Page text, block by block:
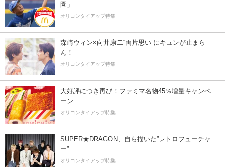
園」
オリコンタイアップ特集
森崎ウィン×向井康二“両片思い”にキュンが止まら
ん！
オリコンタイアップ特集
大好評につき再び！ファミマ名物45％増量キャンペ
ーン
オリコンタイアップ特集
SUPER★DRAGON、自ら描いた”レトロフューチャ
ー”
オリコンタイアップ特集